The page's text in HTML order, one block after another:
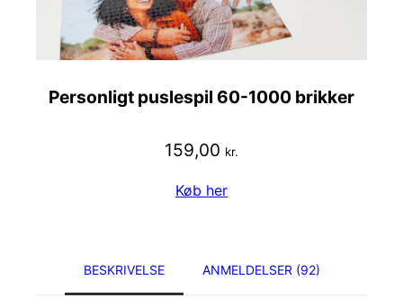
Personligt puslespil 60-1000 brikker
159,00 kr.
Køb her
BESKRIVELSE ANMELDELSER (92)